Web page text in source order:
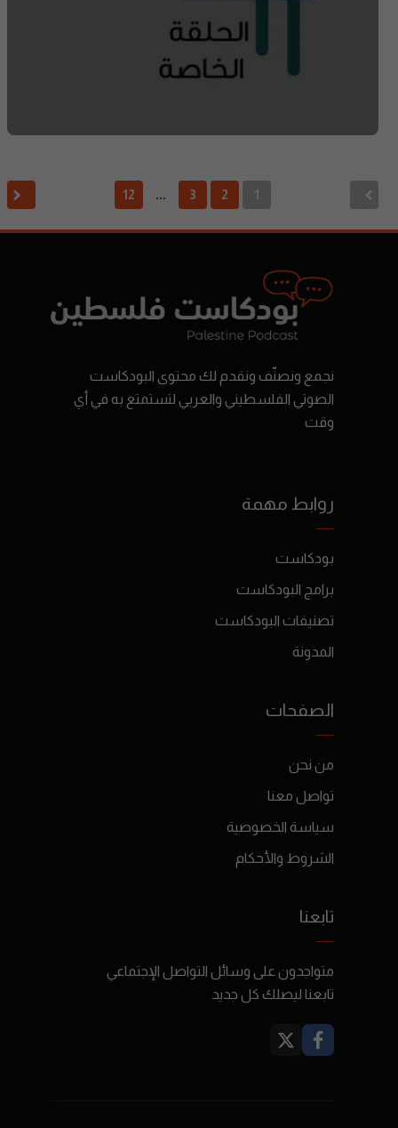
1
2
3
…
12
نجمع ونصنّف ونقدم لك محتوى البودكاست
الصوتي الفلسطيني والعربي لتستمتع به في أي
وقت
روابط مهمة
بودكاست
برامج البودكاست
تصنيفات البودكاست
المدونة
الصفحات
من نحن
تواصل معنا
سياسة الخصوصية
الشروط والأحكام
تابعنا
متواجدون على وسائل التواصل الإجتماعي
تابعنا ليصلك كل جديد